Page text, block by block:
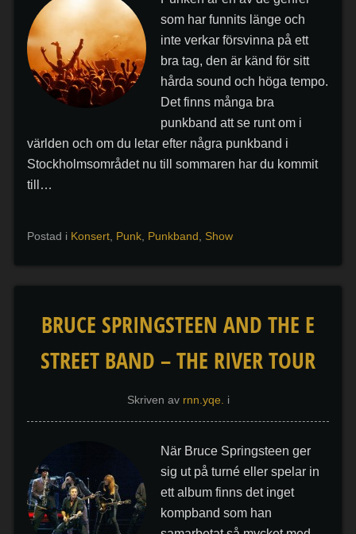
som har funnits länge och
inte verkar försvinna på ett
bra tag, den är känd för sitt
hårda sound och höga tempo.
Det finns många bra
punkband att se runt om i
världen och om du letar efter några punkband i
Stockholmsområdet nu till sommaren har du kommit
till…
Postad i Konsert, Punk, Punkband, Show
BRUCE SPRINGSTEEN AND THE E
STREET BAND – THE RIVER TOUR
Skriven av rnn.yqe. i
När Bruce Springsteen ger
sig ut på turné eller spelar in
ett album finns det inget
kompband som han